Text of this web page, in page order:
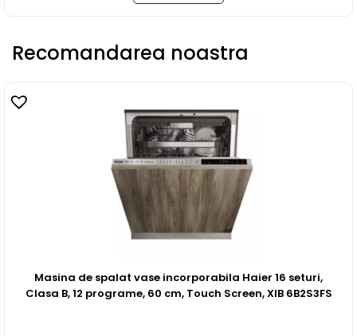
Recomandarea noastra
Masina de spalat vase incorporabila Haier 16 seturi,
Clasa B, 12 programe, 60 cm, Touch Screen, XIB 6B2S3FS